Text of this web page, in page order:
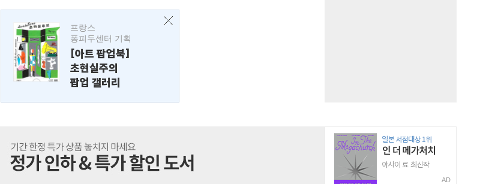
프랑스
퐁피두센터 기획
[아트 팝업북]
초현실주의
팝업 갤러리
AD